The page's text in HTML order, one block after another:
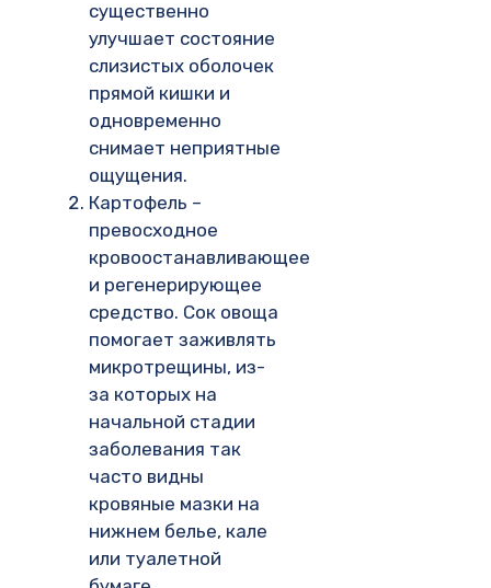
существенно
улучшает состояние
слизистых оболочек
прямой кишки и
одновременно
снимает неприятные
ощущения.
Картофель –
превосходное
кровоостанавливающее
и регенерирующее
средство. Сок овоща
помогает заживлять
микротрещины, из-
за которых на
начальной стадии
заболевания так
часто видны
кровяные мазки на
нижнем белье, кале
или туалетной